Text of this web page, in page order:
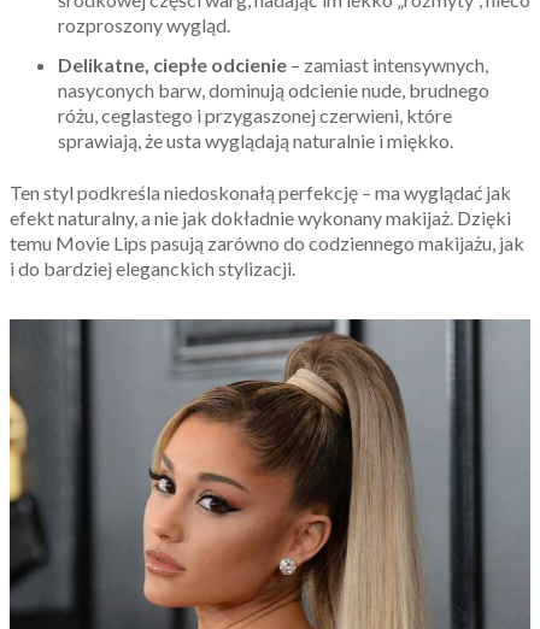
rozproszony wygląd.
Delikatne, ciepłe odcienie – zamiast intensywnych,
nasyconych barw, dominują odcienie nude, brudnego
różu, ceglastego i przygaszonej czerwieni, które
sprawiają, że usta wyglądają naturalnie i miękko.
Ten styl podkreśla niedoskonałą perfekcję – ma wyglądać jak
efekt naturalny, a nie jak dokładnie wykonany makijaż. Dzięki
temu Movie Lips pasują zarówno do codziennego makijażu, jak
i do bardziej eleganckich stylizacji.